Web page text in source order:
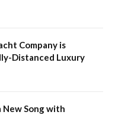
Company is
Distanced Luxury
New Song with